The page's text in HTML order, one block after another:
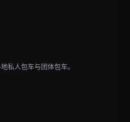
私人包车与团体包车。